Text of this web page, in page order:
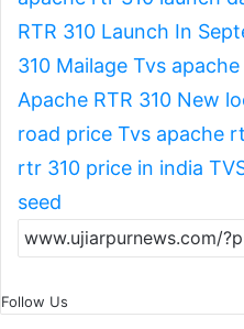
RTR 310 Launch In
310 Mailage Tvs
Apache RTR 310 New
road price Tvs apache
rtr 310 price in india
seed
Follow Us